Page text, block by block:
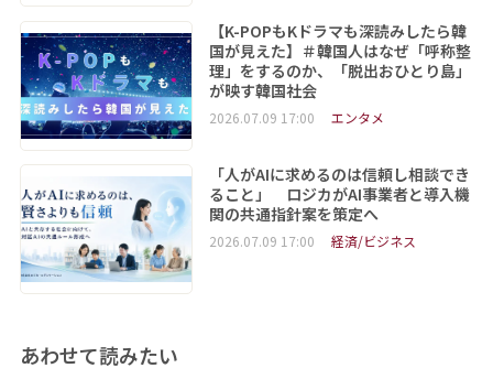
【K-POPもKドラマも深読みしたら韓
国が見えた】＃韓国人はなぜ「呼称整
理」をするのか、「脱出おひとり島」
が映す韓国社会
2026.07.09 17:00 エンタメ
「人がAIに求めるのは信頼し相談でき
ること」 ロジカがAI事業者と導入機
関の共通指針案を策定へ
2026.07.09 17:00 経済/ビジネス
あわせて読みたい